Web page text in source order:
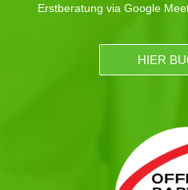
Erstberatung via Google
HIER